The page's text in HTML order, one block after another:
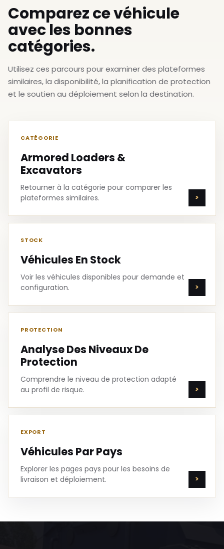
Comparez ce véhicule
avec les bonnes
catégories.
Utilisez ces parcours pour examiner des plateformes
similaires, la disponibilité, la planification de protection
et le soutien au déploiement selon la destination.
CATÉGORIE
Armored Loaders &
Excavators
Retourner à la catégorie pour comparer les
plateformes similaires.
STOCK
Véhicules En Stock
Voir les véhicules disponibles pour demande et
configuration.
PROTECTION
Analyse Des Niveaux De
Protection
Comprendre le niveau de protection adapté
au profil de risque.
EXPORT
Véhicules Par Pays
Explorer les pages pays pour les besoins de
livraison et déploiement.